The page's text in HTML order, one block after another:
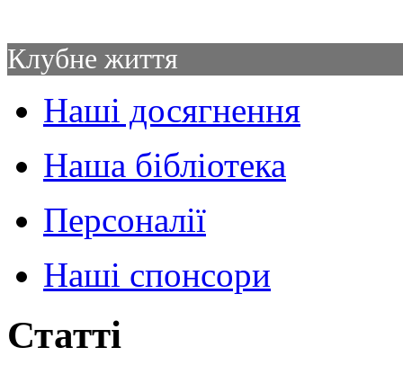
Клубне життя
Наші досягнення
Наша бібліотека
Персоналії
Наші спонсори
Статті